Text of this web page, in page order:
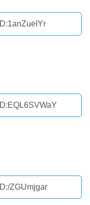
ID:1anZueIYr
ID:EQL6SVWaY
ID:/ZGUmjgar